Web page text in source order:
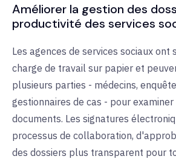
Améliorer la gestion des
productivité des services
Les agences de services sociaux ont
charge de travail sur papier et
plusieurs parties - médecins,
gestionnaires de cas - pour
documents. Les signatures
processus de collaboration,
des dossiers plus transparent pour